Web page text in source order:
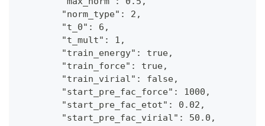
        "norm_type": 2,
        "t_0": 6,
        "t_mult": 1,
        "train_energy": true,
        "train_force": true,
        "train_virial": false,
        "start_pre_fac_force": 1000,
        "start_pre_fac_etot": 0.02,
        "start_pre_fac_virial": 50.0,